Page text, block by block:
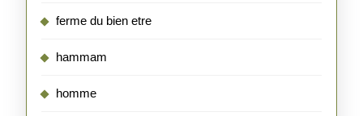
ferme du bien etre
hammam
homme